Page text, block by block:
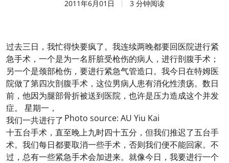
2011年6月01日
3 分钟阅读
过去三日，我忙得快要疯了。我连续两晚都要回医院进行紧
急手术，一个是为一名肝脏受枪伤的病人，进行剖腹手术；
另一个是颈部枪伤，要进行紧急气管造口。我今日在特姆医
院做了第四次剖腹手术，这位男病人患有消化性溃疡。数日
前，他因为腿部骨折被送到医院，也许是压力造成这个并发
症。
Photo source: AU Yiu Kai
星期一，
我们一共进行了
十五台手术，直至晚上九时四十五分，但我们推迟了五台手
术。我们每日都要取消一些手术，否则我们便不能回家。不
过，总有一些紧急手术会加进来。就像今日，我要进行一个